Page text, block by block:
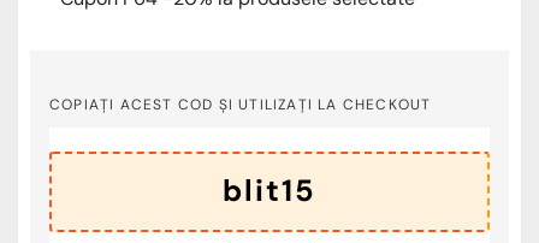
COPIAȚI ACEST COD ȘI UTILIZAȚI LA CHECKOUT